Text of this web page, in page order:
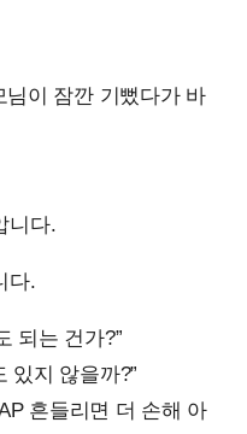
님이 잠깐 기뻤다가 바
니다.
다.
되는 건가?”
있지 않을까?”
흔들리면 더 손해 아